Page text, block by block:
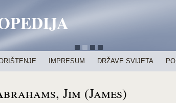
IMPRESUM DRŽAVE SVIJETA
Jim (James)